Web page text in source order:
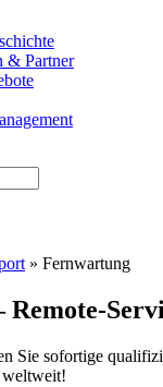
& Partner
» Fernwartung
Sie sofortige
weltweit!